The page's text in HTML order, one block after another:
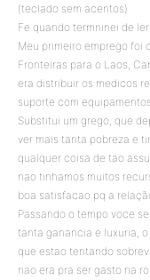
(teclado sem acentos)
Fe quando termninei de
Meu primeiro emprego foi
Fronteiras para o Laos,
era distribuir os medicos
suporte com
Substitui um grego, que
ver mais tanta pobreza e
qualquer coisa de tao
nao tinhamos muitos
boa satisfacao pq a
Passando o tempo voce
tanta ganancia e luxuria,
que estao tentando
nao era pra ser gasto na